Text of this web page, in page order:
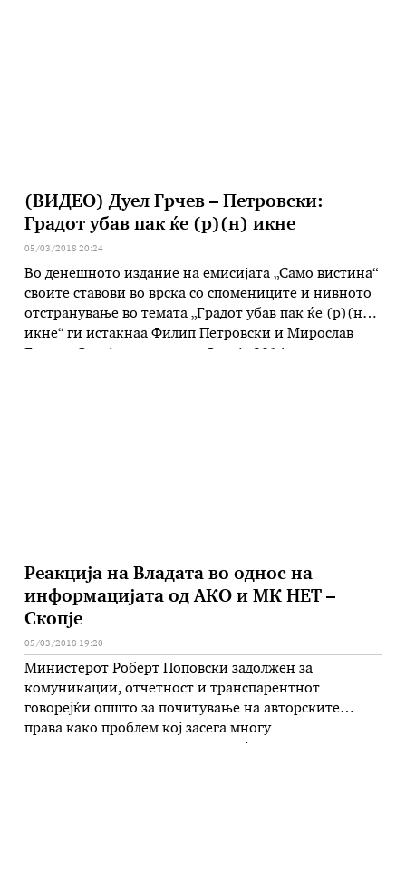
(ВИДЕО) Дуел Грчев – Петровски:
Градот убав пак ќе (р)(н) икне
05/03/2018 20:24
Во денешното издание на емисијата „Само вистина“
своите ставови во врска со спомениците и нивното
отстранување во темата „Градот убав пак ќе (р)(н)
икне“ ги истакнаа Филип Петровски и Мирослав
Реакција на Владата во однос на
информацијата од АКО и МК НЕТ –
Скопје
05/03/2018 19:20
Министерот Роберт Поповски задолжен за
комуникации, отчетност и транспарентнот
говорејќи општо за почитување на авторските
права како проблем кој засега многу